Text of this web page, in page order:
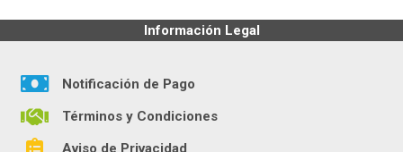
Información Legal
Notificación de Pago
Términos y Condiciones
Aviso de Privacidad